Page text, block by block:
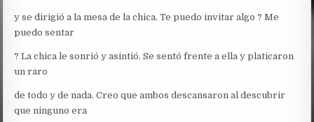
y se dirigió a la mesa de la chica. Te puedo invitar algo ? Me
puedo sentar
? La chica le sonrió y asintió. Se sentó frente a ella y platicaron
un raro
de todo y de nada. Creo que ambos descansaron al descubrir
que ninguno era